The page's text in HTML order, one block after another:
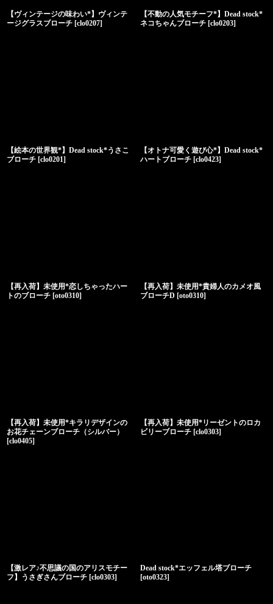
【ヴィンテージの味わい*】ヴィンテ
ージグラスブローチ [clo0207]
【不動の人気モチーフ*】Dead stock*
ネコちゃんブローチ [clo0203]
【絵本の世界観*】Dead stock*うさこ
ブローチ [clo0201]
【オトナ可愛く遊び心*】Dead stock*
ハートブローチ [clo0423]
【再入荷】未使用*恋しちゃったハー
トのブローチ [oto0310]
【再入荷】未使用*貴婦人のカメオ風
ブローチD [oto0310]
【再入荷】未使用*キラリデザインの
お花チェーンブローチ（シルバー）
[clo0405]
【再入荷】未使用*リーゼントのロカ
ビリーブローチ [clo0303]
【激レア♪不思議の国のアリスモチー
フ】うさぎさんブローチ [clo0303]
Dead stock*エッフェル塔ブローチ
[oto0323]